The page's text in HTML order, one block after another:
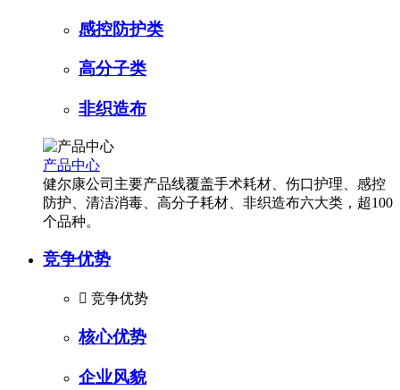
感控防护类
高分子类
非织造布
产品中心
健尔康公司主要产品线覆盖手术耗材、伤口护理、感控
防护、清洁消毒、高分子耗材、非织造布六大类，超100
个品种。
竞争优势
 竞争优势
核心优势
企业风貌